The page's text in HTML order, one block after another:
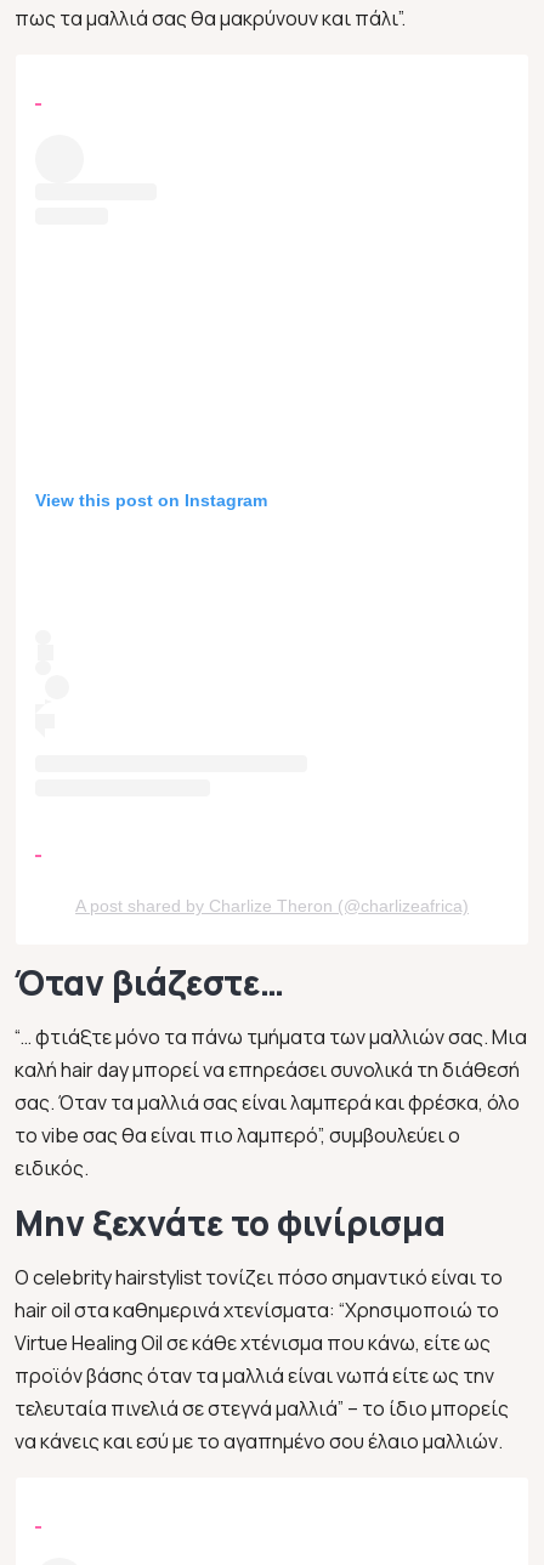
πως τα μαλλιά σας θα μακρύνουν και πάλι”.
View this post on Instagram
A post shared by Charlize Theron (@charlizeafrica)
Όταν βιάζεστε…
“… φτιάξτε μόνο τα πάνω τμήματα των μαλλιών σας. Μια
καλή hair day μπορεί να επηρεάσει συνολικά τη διάθεσή
σας. Όταν τα μαλλιά σας είναι λαμπερά και φρέσκα, όλο
το vibe σας θα είναι πιο λαμπερό”, συμβουλεύει ο
ειδικός.
Μην ξεχνάτε το φινίρισμα
Ο celebrity hairstylist τονίζει πόσο σημαντικό είναι το
hair oil στα καθημερινά χτενίσματα: “Χρησιμοποιώ το
Virtue Healing Oil σε κάθε χτένισμα που κάνω, είτε ως
προϊόν βάσης όταν τα μαλλιά είναι νωπά είτε ως την
τελευταία πινελιά σε στεγνά μαλλιά” – το ίδιο μπορείς
να κάνεις και εσύ με το αγαπημένο σου έλαιο μαλλιών.